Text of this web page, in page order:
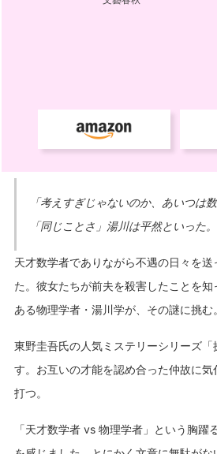
「考えすぎじゃないのか、あいつは
「同じことさ」湯川は平然といった
天才数学者でありながら不遇の日々を
た。彼女たちが前夫を殺害したことを
ある物理学者・湯川学が、その謎に挑む。
東野圭吾氏の人気ミステリーシリーズ
す。お互いの才能を認め合った仲故に
打つ。
「天才数学者 vs 物理学者」という胸